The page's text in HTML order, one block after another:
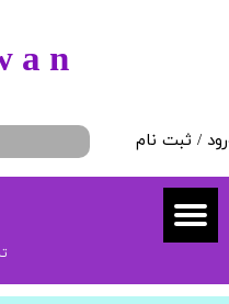
/ ثبت نام
سفارشات
خروج از حساب کاربری
a n